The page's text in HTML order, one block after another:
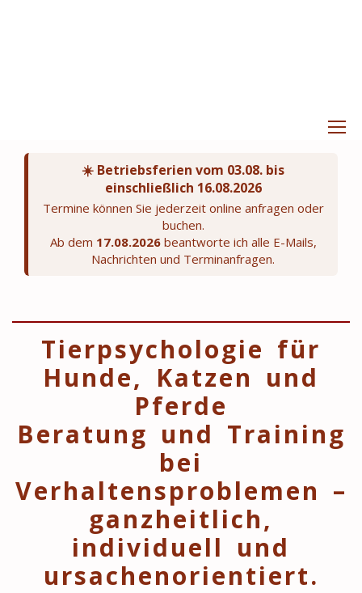
☀️ Betriebsferien vom 03.08. bis
einschließlich 16.08.2026
Termine können Sie jederzeit online anfragen oder
buchen.
Ab dem 17.08.2026beantworte ich alle E-Mails,
Nachrichten und Terminanfragen.
Tierpsychologie für
Hunde, Katzen und
Pferde
Beratung und Training
bei
Verhaltensproblemen –
ganzheitlich,
individuell und
ursachenorientiert.